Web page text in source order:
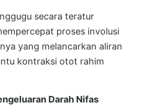
secara teratur
proses involusi
yang melancarkan aliran
kontraksi otot rahim
Darah Nifas